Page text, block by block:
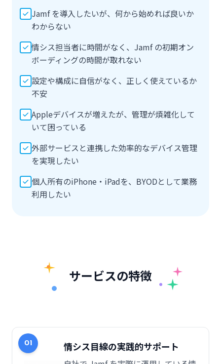
Jamf を導入したいが、何から始めれば良いか
わからない
情シス担当者に時間がなく、Jamf の初期オン
ボーディングの時間が取れない
設定や構成に自信がなく、正しく使えているか
不安
Appleデバイスが増えたが、管理が煩雑化して
いて困っている
外部サービスと連携した効率的なデバイス管理
を実現したい
個人所有のiPhone・iPadを、BYODとして業務
利用したい
サービスの特徴
01 情シス目線の実践的サポート